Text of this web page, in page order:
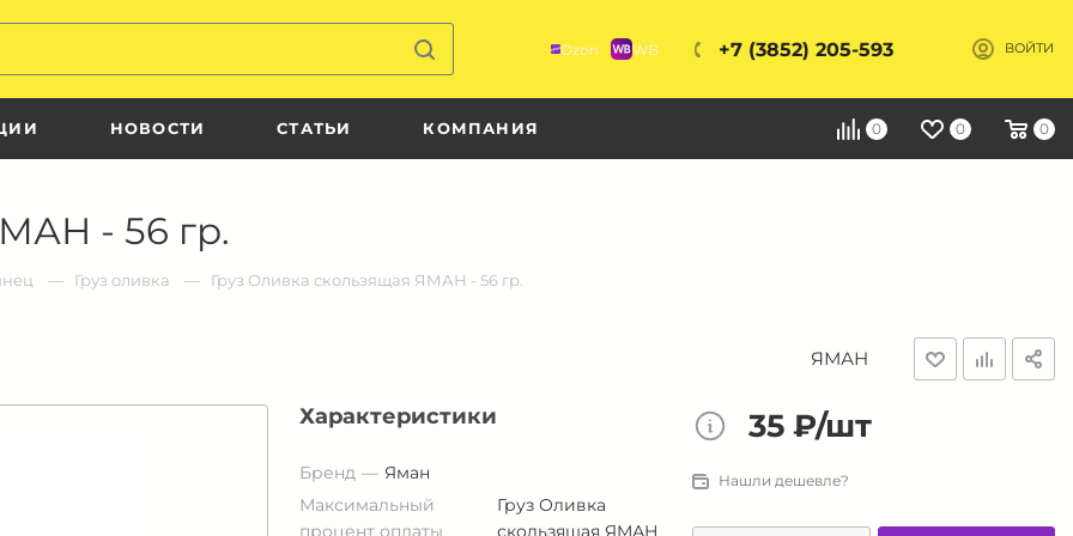
Ozon WB +7 (3852) 205-593 ВОЙТИ
НОВОСТИ СТАТЬИ КОМПАНИЯ 0 0 0
- 56 гр.
Груз оливка Груз Оливка скользящая ЯМАН - 56 гр.
ЯМАН
Характеристики
Бренд
Яман
Максимальный
Груз Оливка
35 ₽/шт
Нашли дешевле?